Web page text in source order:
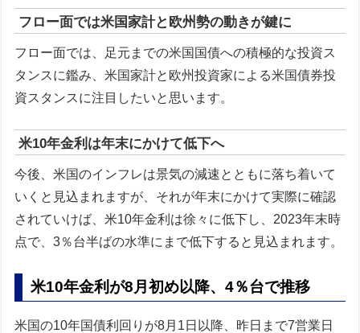
フロー面では米国家計と欧州勢の動きが鍵に
フロー面では、足元までの米国国債への積極的な投資ス
タンスに鑑み、米国家計と欧州投資家による米国債券投
資スタンスに注目したいと思います。
米10年金利は年末にかけて低下へ
今後、米国のインフレは景気の減速とともに落ち着いて
いくと見込まれますが、それが年末にかけて実際に確認
されていけば、米10年金利は徐々に低下し、2023年末時
点で、3％台半ばの水準にまで低下すると見込まれます。
米10年金利が8月初め以降、4％台で推移
米国の10年国債利回りが8月1日以降、昨日まで7営業日